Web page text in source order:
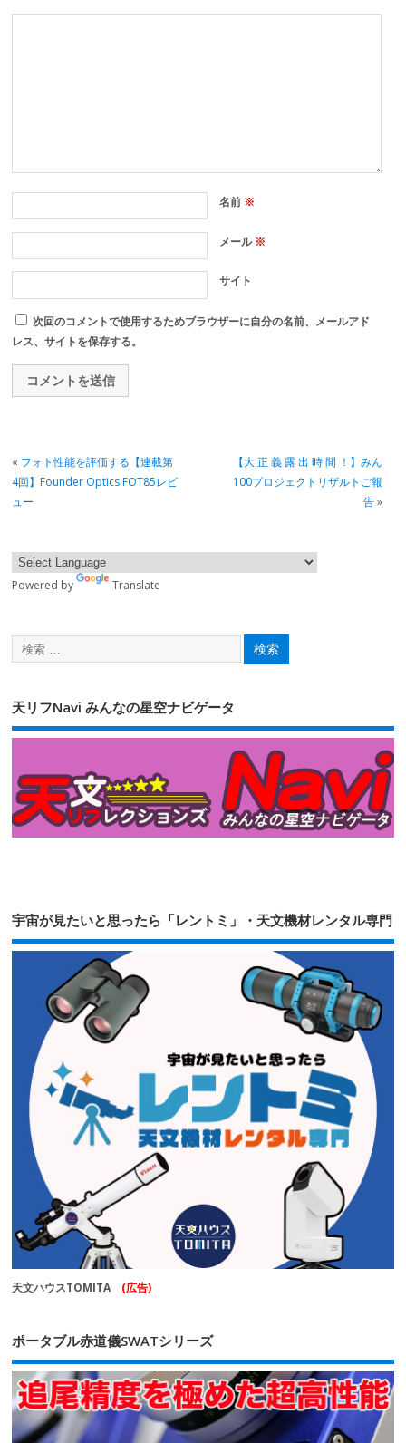
名前 ※
メール※
サイト
次回のコメントで使用するためブラウザーに自分の名前、メールアド
レス、サイトを保存する。
« フォト性能を評価する【連載第
4回】Founder Optics FOT85レビ
ュー
【大 正 義 露 出 時 間 ！】みん
100プロジェクトリザルトご報
告»
Powered by Translate
天リフNavi みんなの星空ナビゲータ
宇宙が見たいと思ったら「レントミ」・天文機材レンタル専門
天文ハウスTOMITA (広告)
ポータブル赤道儀SWATシリーズ